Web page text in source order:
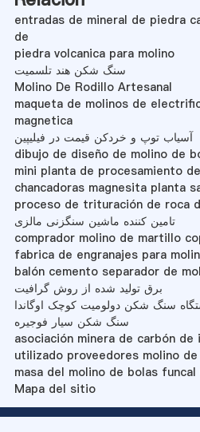
entradas de mineral de piedra
de
piedra volcanica para molino
سنگ شکن هند تلسمیت
Molino De Rodillo Artesanal
maqueta de molinos de
magnetica
آسیاب توپ و خردکن قیمت در فیلیپین
dibujo de diseño de molino de
mini planta de procesamiento
chancadoras magnesita planta
proceso de trituración de roca
تامین کننده ماشین سنگزنی مالزی
comprador molino de martillo
fabrica de engranajes para
balón cemento separador de
برق تولید شده از روش گرافیت
سنگ شکن دولومیت کوچک اوگاندا
سنگ شکن سیار فوجیره
asociación minera de carbón de
utilizado proveedores molino
masa del molino de bolas
Mapa del sitio